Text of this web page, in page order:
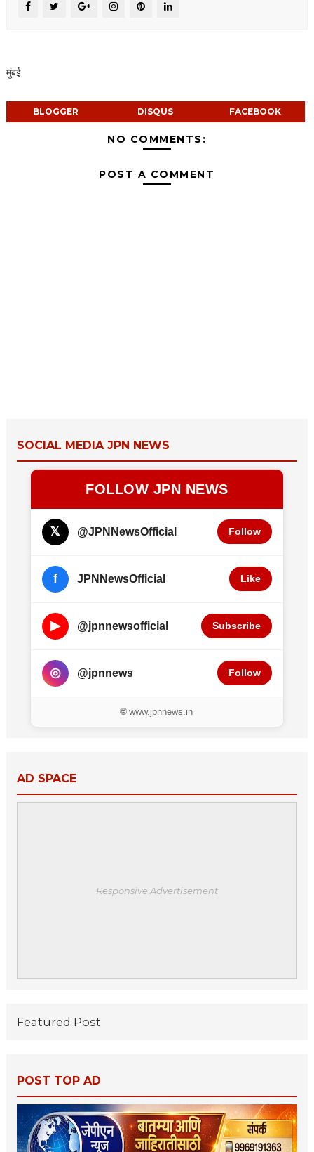
मुंबई
BLOGGER DISQUS FACEBOOK
NO COMMENTS:
POST A COMMENT
SOCIAL MEDIA JPN NEWS
FOLLOW JPN NEWS
𝕏 @JPNNewsOfficial Follow
f JPNNewsOfficial Like
▶ @jpnnewsofficial Subscribe
◎ @jpnnews Follow
🌐 www.jpnnews.in
AD SPACE
Responsive Advertisement
Featured Post
POST TOP AD